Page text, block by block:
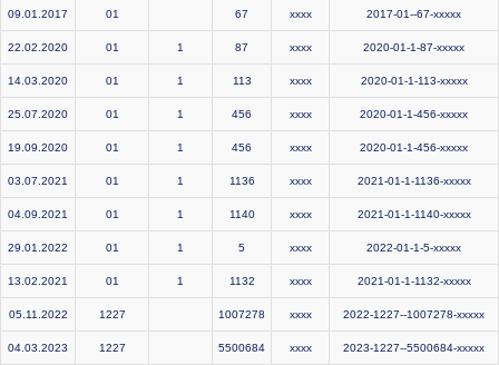
09.01.2017 01 67 xxxx 2017-01--67-xxxxx
22.02.2020 01 1 87 xxxx 2020-01-1-87-xxxxx
14.03.2020 01 1 113 xxxx 2020-01-1-113-xxxxx
25.07.2020 01 1 456 xxxx 2020-01-1-456-xxxxx
19.09.2020 01 1 456 xxxx 2020-01-1-456-xxxxx
03.07.2021 01 1 1136 xxxx 2021-01-1-1136-xxxxx
04.09.2021 01 1 1140 xxxx 2021-01-1-1140-xxxxx
29.01.2022 01 1 5 xxxx 2022-01-1-5-xxxxx
13.02.2021 01 1 1132 xxxx 2021-01-1-1132-xxxxx
05.11.2022 1227 1007278 xxxx 2022-1227--1007278-xxxxx
04.03.2023 1227 5500684 xxxx 2023-1227--5500684-xxxxx